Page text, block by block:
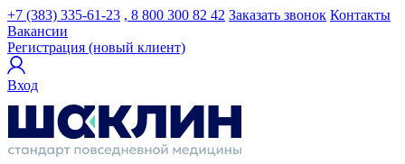
+7 (383) 335-61-23 , 8 800 300 82 42 Заказать звонок Контакты
Вакансии
Регистрация (новый клиент)
Вход